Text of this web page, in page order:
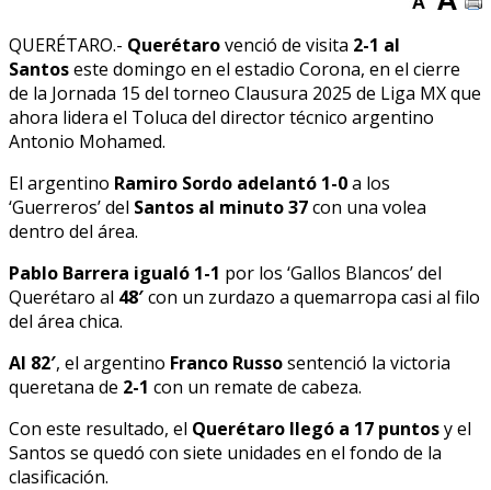
QUERÉTARO.- Querétarovenció de visita 2-1 al
Santoseste domingo en el estadio Corona, en el cierre
de la Jornada 15 del torneo Clausura 2025 de Liga MX que
ahora lidera el Toluca del director técnico argentino
Antonio Mohamed.
El argentino Ramiro Sordo adelantó 1-0a los
‘Guerreros’ del Santos al minuto 37con una volea
dentro del área.
Pablo Barrera igualó 1-1 por los ‘Gallos Blancos’ del
Querétaro al 48′con un zurdazo a quemarropa casi al filo
del área chica.
Al 82′, el argentino Franco Russosentenció la victoria
queretana de 2-1 con un remate de cabeza.
Con este resultado, el Querétaro llegó a 17 puntosy el
Santos se quedó con siete unidades en el fondo de la
clasificación.